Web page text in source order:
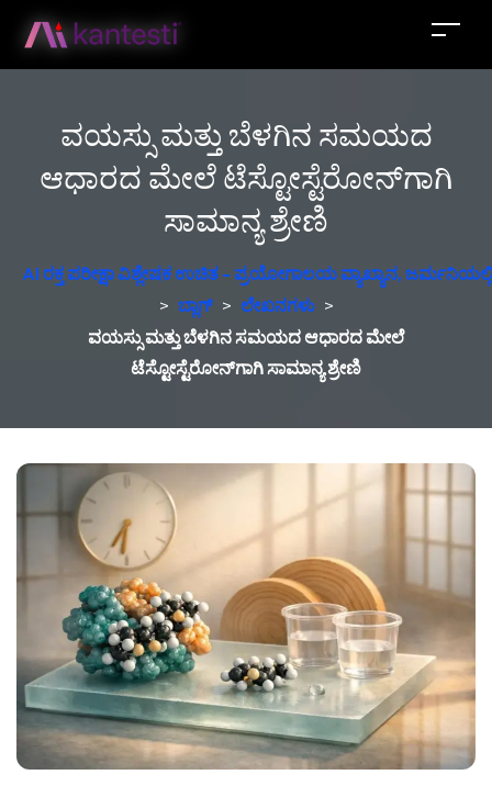
ವಯಸ್ಸು ಮತ್ತು ಬೆಳಗಿನ ಸಮಯದ
ಆಧಾರದ ಮೇಲೆ ಟೆಸ್ಟೋಸ್ಟೆರೋನ್‌ಗಾಗಿ
ಸಾಮಾನ್ಯ ಶ್ರೇಣಿ
AI ರಕ್ತ ಪರೀಕ್ಷಾ ವಿಶ್ಲೇಷಕ ಉಚಿತ - ಪ್ರಯೋಗಾಲಯ ವ್ಯಾಖ್ಯಾನ,
> ಬ್ಲಾಗ್ > ಲೇಖನಗಳು >
ವಯಸ್ಸು ಮತ್ತು ಬೆಳಗಿನ ಸಮಯದ ಆಧಾರದ ಮೇಲೆ
ಟೆಸ್ಟೋಸ್ಟೆರೋನ್‌ಗಾಗಿ ಸಾಮಾನ್ಯ ಶ್ರೇಣಿ